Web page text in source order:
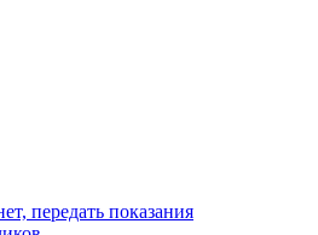
передать показания